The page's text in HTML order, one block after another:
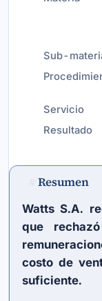
Sub-
Servicio
Resultado
Resumen
Watts S.A.
que
costo de
suficiente.